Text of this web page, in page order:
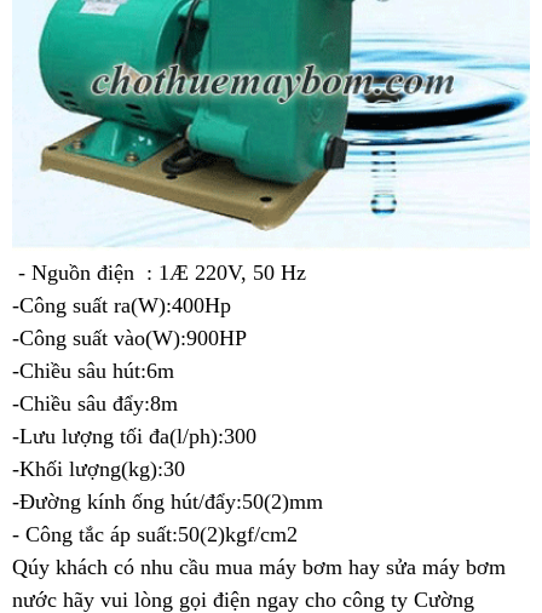
- Nguồn điện : 1Æ 220V, 50 Hz
-Công suất ra(W):400Hp
-Công suất vào(W):900HP
-Chiều sâu hút:6m
-Chiều sâu đẩy:8m
-Lưu lượng tối đa(l/ph):300
-Khối lượng(kg):30
-Đường kính ống hút/đẩy:50(2)mm
- Công tắc áp suất:50(2)kgf/cm2
Qúy khách có nhu cầu mua máy bơm hay sửa máy bơm
nước hãy vui lòng gọi điện ngay cho công ty Cường